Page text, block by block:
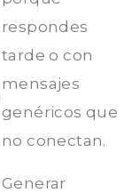
respondes
tarde o con
mensajes
genéricos que
no conectan.
Generar